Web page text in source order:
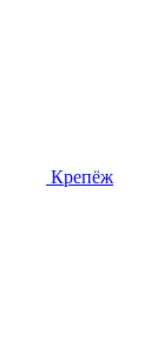
Крепёж